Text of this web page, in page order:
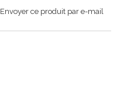
new
Envoyer ce produit par e-mail